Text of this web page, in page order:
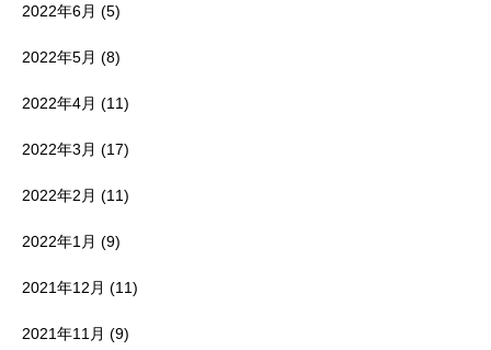
2022年6月 (5)
2022年5月 (8)
2022年4月 (11)
2022年3月 (17)
2022年2月 (11)
2022年1月 (9)
2021年12月 (11)
2021年11月 (9)